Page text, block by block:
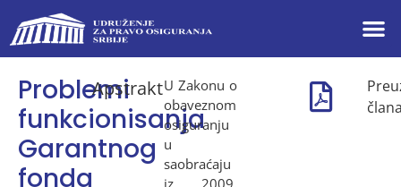
Problemi
funkcionisanja
Garantnog
fonda
ApstraktU Zakonu o
obaveznom
osiguranju
u
saobraćaju
iz 2009.